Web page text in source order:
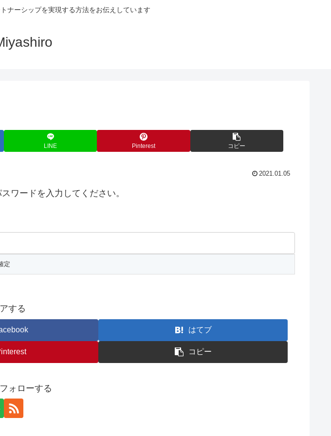
ナーシップを実現する方法をお伝えしています
LINE Pinterest コピー
2021.01.05
ワードを入力してください。
する
はてブ
コピー
ォローする